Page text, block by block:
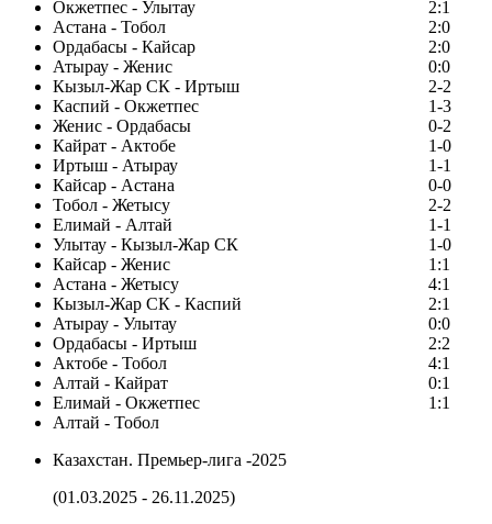
Окжетпес - Улытау
2:1
Астана - Тобол
2:0
Ордабасы - Кайсар
2:0
Атырау - Женис
0:0
Кызыл-Жар СК - Иртыш
2-2
Каспий - Окжетпес
1-3
Женис - Ордабасы
0-2
Кайрат - Актобе
1-0
Иртыш - Атырау
1-1
Кайсар - Астана
0-0
Тобол - Жетысу
2-2
Елимай - Алтай
1-1
Улытау - Кызыл-Жар СК
1-0
Кайсар - Женис
1:1
Астана - Жетысу
4:1
Кызыл-Жар СК - Каспий
2:1
Атырау - Улытау
0:0
Ордабасы - Иртыш
2:2
Актобе - Тобол
4:1
Алтай - Кайрат
0:1
Елимай - Окжетпес
1:1
Алтай - Тобол
Казахстан. Премьер-лига -2025
(01.03.2025 - 26.11.2025)